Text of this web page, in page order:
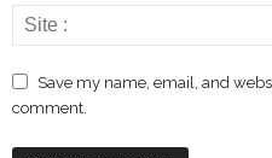
Save my name, email, and
comment.